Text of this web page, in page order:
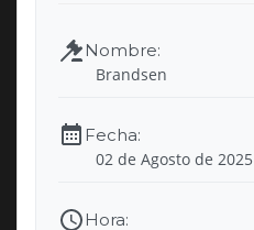
Brandsen
02 de Agosto de 2025